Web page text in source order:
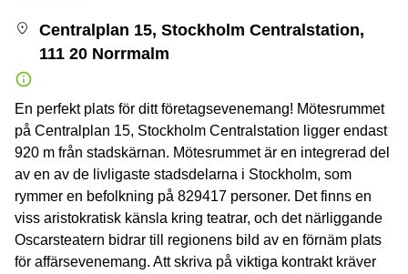
Centralplan 15, Stockholm Centralstation,
111 20 Norrmalm
En perfekt plats för ditt företagsevenemang! Mötesrummet
på Centralplan 15, Stockholm Centralstation ligger endast
920 m från stadskärnan. Mötesrummet är en integrerad del
av en av de livligaste stadsdelarna i Stockholm, som
rymmer en befolkning på 829417 personer. Det finns en
viss aristokratisk känsla kring teatrar, och det närliggande
Oscarsteatern bidrar till regionens bild av en förnäm plats
för affärsevenemang. Att skriva på viktiga kontrakt kräver